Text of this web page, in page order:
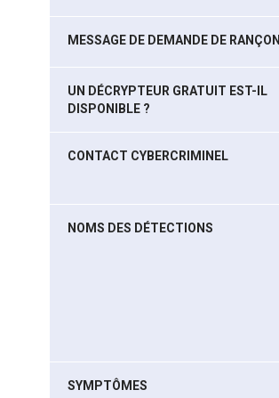
MESSAGE DE DEMANDE DE RANÇON
UN DÉCRYPTEUR GRATUIT EST-IL
DISPONIBLE ?
CONTACT CYBERCRIMINEL
NOMS DES DÉTECTIONS
SYMPTÔMES